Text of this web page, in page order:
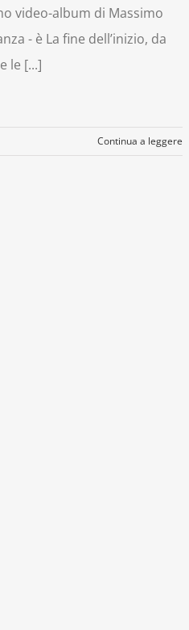
video-album di Massimo
- è La fine dell’inizio, da
le [...]
Continua a leggere